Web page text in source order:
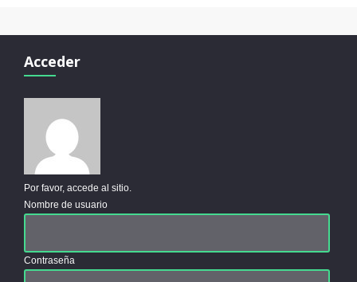
Acceder
Por favor, accede al sitio.
Nombre de usuario
Contraseña